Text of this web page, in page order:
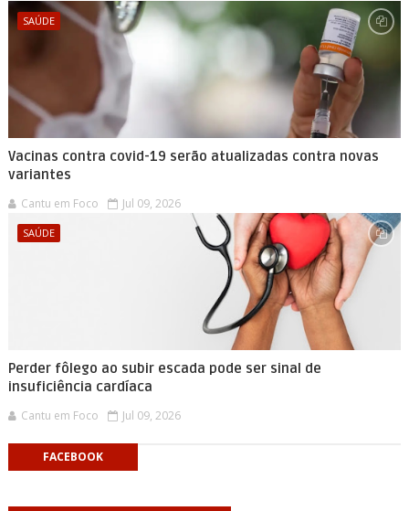
SAÚDE
Vacinas contra covid-19 serão atualizadas contra novas
variantes
Cantu em Foco Jul 09, 2026
SAÚDE
Perder fôlego ao subir escada pode ser sinal de
insuficiência cardíaca
Cantu em Foco Jul 09, 2026
FACEBOOK